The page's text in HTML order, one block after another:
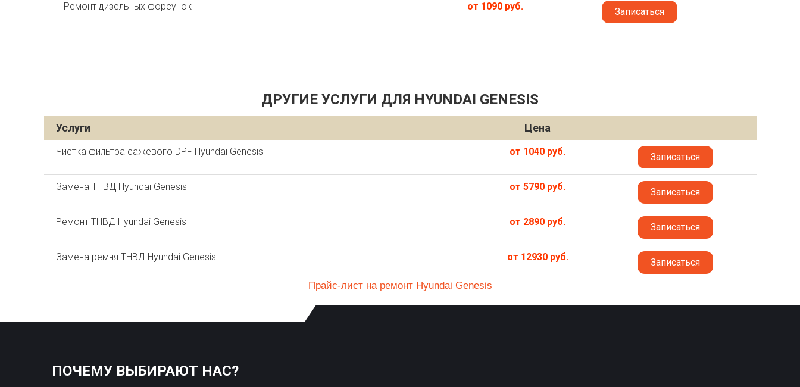
Ремонт дизельных форсунок от 1090 руб. Записаться
ДРУГИЕ УСЛУГИ ДЛЯ HYUNDAI GENESIS
Услуги Цена
Чистка фильтра сажевого DPF Hyundai Genesis от 1040 руб. Записаться
Замена ТНВД Hyundai Genesis от 5790 руб. Записаться
Ремонт ТНВД Hyundai Genesis от 2890 руб. Записаться
Замена ремня ТНВД Hyundai Genesis от 12930 руб. Записаться
Прайс-лист на ремонт Hyundai Genesis
ПОЧЕМУ ВЫБИРАЮТ НАС?